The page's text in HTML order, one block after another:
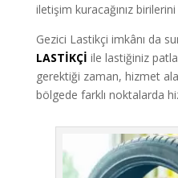
iletişim kuracağınız
Gezici Lastikçi imkânı da
LASTİKÇİ ile lastiğiniz
gerektiği zaman, hizmet
bölgede farklı noktalarda